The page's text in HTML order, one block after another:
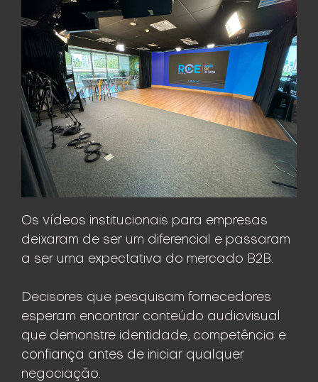
Os vídeos institucionais para empresas
deixaram de ser um diferencial e passaram
a ser uma expectativa do mercado B2B.
Decisores que pesquisam fornecedores
esperam encontrar conteúdo audiovisual
que demonstre identidade, competência e
confiança antes de iniciar qualquer
negociação.